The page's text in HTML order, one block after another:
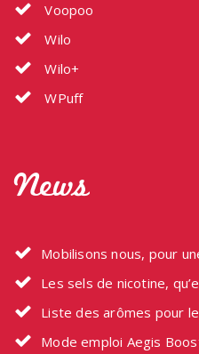
Voopoo
Wilo
Wilo+
WPuff
News
Mobilisons nous, pour
Les sels de nicotine,
Liste des arômes pour
Mode emploi Aegis